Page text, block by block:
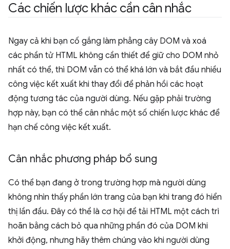
Các chiến lược khác cần cân nhắc
Ngay cả khi bạn cố gắng làm phẳng cây DOM và xoá
các phần tử HTML không cần thiết để giữ cho DOM nhỏ
nhất có thể, thì DOM vẫn có thể khá lớn và bắt đầu nhiều
công việc kết xuất khi thay đổi để phản hồi các hoạt
động tương tác của người dùng. Nếu gặp phải trường
hợp này, bạn có thể cân nhắc một số chiến lược khác để
hạn chế công việc kết xuất.
Cân nhắc phương pháp bổ sung
Có thể bạn đang ở trong trường hợp mà người dùng
không nhìn thấy phần lớn trang của bạn khi trang đó hiển
thị lần đầu. Đây có thể là cơ hội để tải HTML một cách trì
hoãn bằng cách bỏ qua những phần đó của DOM khi
khởi động, nhưng hãy thêm chúng vào khi người dùng